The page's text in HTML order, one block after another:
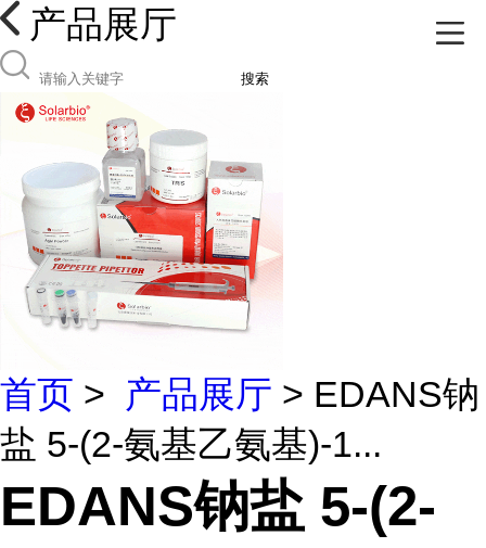
产品展厅
搜索
首页 > 产品展厅 > EDANS钠
盐 5-(2-氨基乙氨基)-1...
EDANS钠盐 5-(2-